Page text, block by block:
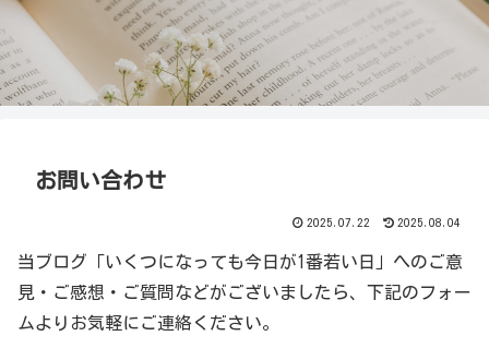
お問い合わせ
2025.07.22 2025.08.04
当ブログ「いくつになっても今日が1番若い日」へのご意
見・ご感想・ご質問などがございましたら、下記のフォー
ムよりお気軽にご連絡ください。